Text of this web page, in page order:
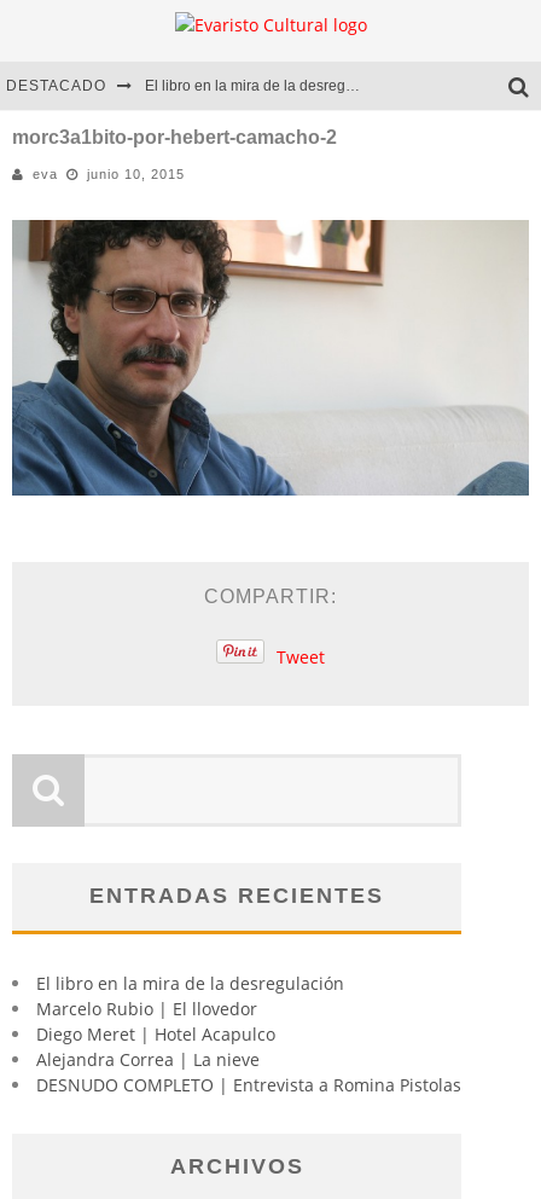
DESTACADO El libro en la mira de la desregulación
Marcelo Rubio | El llovedor
Diego Meret | Hotel Acapulco
Alejandra Correa | La nieve
morc3a1bito-por-hebert-camacho-2
eva junio 10, 2015
COMPARTIR:
Tweet
ENTRADAS RECIENTES
El libro en la mira de la desregulación
Marcelo Rubio | El llovedor
Diego Meret | Hotel Acapulco
Alejandra Correa | La nieve
DESNUDO COMPLETO | Entrevista a Romina Pistolas
ARCHIVOS